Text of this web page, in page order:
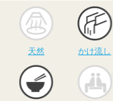
天然 かけ流し